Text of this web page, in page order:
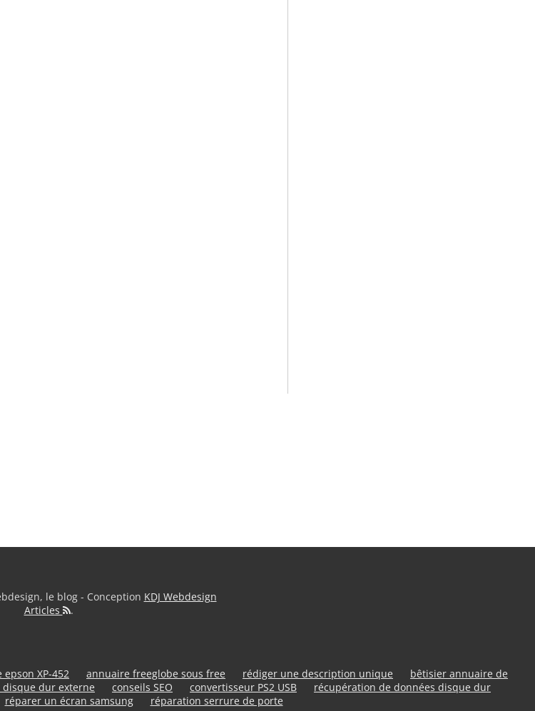
le blog - Conception KDJ Webdesign
Articles
.
XP-452 annuaire freeglobe sous free rédiger une description unique
bêtisier annuaire de
dur externe conseils SEO convertisseur PS2 USB
récupération de données disque dur
réparer un écran samsung réparation serrure de porte